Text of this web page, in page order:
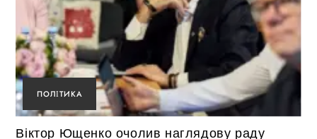
ПОЛІТИКА
Віктор Ющенко очолив наглядову раду